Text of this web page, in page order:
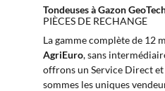
Tondeuses à Gazon
PIÈCES DE RECHANGE
La gamme complète de 12
AgriEuro, sans
offrons un Service Direct et
sommes les uniques